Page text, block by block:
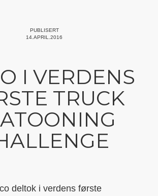
PUBLISERT
14.APRIL.2016
I VERDENS
TRUCK
deltok i verdens første